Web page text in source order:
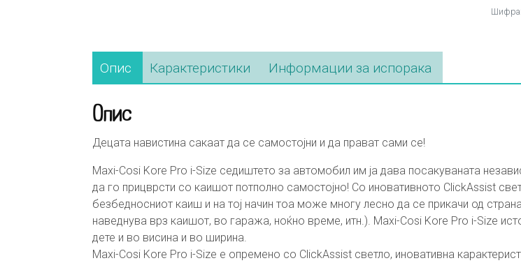
Опис Карактеристики Информации за испорака
Опис
Децата навистина сакаат да се самостојни и да прават сами се!
Maxi-Cosi Kore Pro i-Size седиштето за автомобил им ја дава посакуваната
да го прицврсти со каишот потполно самостојно! Со иновативното ClickAssist
безбедносниот каиш и на тој начин тоа може многу лесно да се прикачи од
наведнува врз каишот, во гаража, ноќно време, итн.). Maxi-Cosi Kore Pro i-Size
дете и во висина и во ширина.
Maxi-Cosi Kore Pro i-Size е опремено со ClickAssist светло, иновативна